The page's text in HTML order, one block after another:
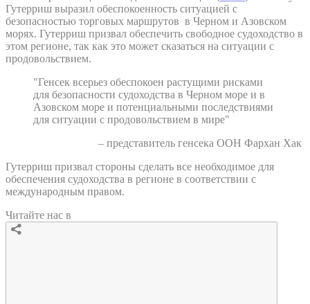
Гутерриш выразил обеспокоенность ситуацией с
безопасностью торговых маршрутов в Черном и Азовском
морях. Гутерриш призвал обеспечить свободное судоходство в
этом регионе, так как это может сказаться на ситуации с
продовольствием.
"Генсек всерьез обеспокоен растущими рисками
для безопасности судоходства в Черном море и в
Азовском море и потенциальными последствиями
для ситуации с продовольствием в мире"
– представитель генсека ООН Фархан Хак
Гутерриш призвал стороны сделать все необходимое для
обеспечения судоходства в регионе в соответствии с
международным правом.
Читайте нас в